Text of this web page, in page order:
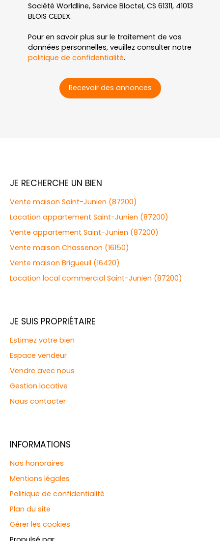
Société Worldline, Service Bloctel, CS 61311, 41013
BLOIS CEDEX.
Pour en savoir plus sur le traitement de vos
données personnelles, veuillez consulter notre
politique de confidentialité.
Recevoir des annonces
JE RECHERCHE UN BIEN
Vente maison Saint-Junien (87200)
Location appartement Saint-Junien (87200)
Vente appartement Saint-Junien (87200)
Vente maison Chassenon (16150)
Vente maison Brigueuil (16420)
Location local commercial Saint-Junien (87200)
JE SUIS PROPRIÉTAIRE
Estimez votre bien
Espace vendeur
Vendre avec nous
Gestion locative
Nous contacter
INFORMATIONS
Nos honoraires
Mentions légales
Politique de confidentialité
Plan du site
Gérer les cookies